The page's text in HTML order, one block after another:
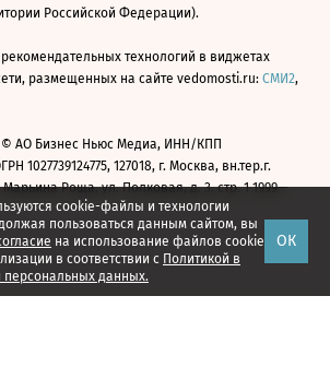
cookie-файлы и технологии
пользоваться данным сайтом, вы
на использование файлов cookie
в соответствии с Политикой в
данных.
ОК
Российской Федерации).
технологий в виджетах
размещенных на сайте vedomosti.ru: СМИ2,
АО Бизнес Ньюс Медиа, ИНН/КПП
1027739124775, 127018, г. Москва, вн.тер.г.
Роща, ул. Полковая, д. 3, стр. 1 1999—